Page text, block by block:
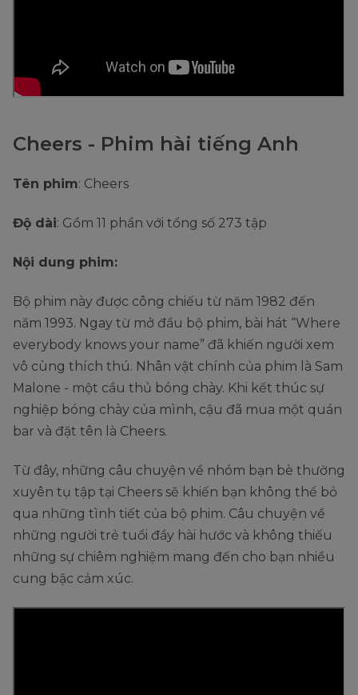
Cheers - Phim hài tiếng Anh
Tên phim: Cheers
Độ dài: Gồm 11 phần với tổng số 273 tập
Nội dung phim:
Bộ phim này được công chiếu từ năm 1982 đến
năm 1993. Ngay từ mở đầu bộ phim, bài hát “Where
everybody knows your name” đã khiến người xem
vô cùng thích thú. Nhân vật chính của phim là Sam
Malone - một cầu thủ bóng chày. Khi kết thúc sự
nghiệp bóng chày của mình, cậu đã mua một quán
bar và đặt tên là Cheers.
Từ đây, những câu chuyện về nhóm bạn bè thường
xuyên tụ tập tại Cheers sẽ khiến bạn không thể bỏ
qua những tình tiết của bộ phim. Câu chuyện về
những người trẻ tuổi đầy hài hước và không thiếu
những sự chiêm nghiệm mang đến cho bạn nhiều
cung bậc cảm xúc.